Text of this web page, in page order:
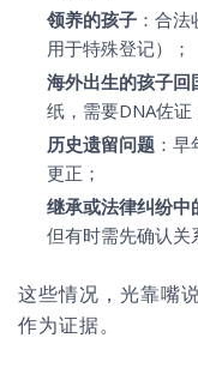
领养的孩子 ：合
用于特殊登记）；
海外出生的孩子回
纸，需要DNA佐证
历史遗留问题 ：
更正；
继承或法律纠纷中
但有时需先确认关
这些情况，光靠嘴
作为证据。